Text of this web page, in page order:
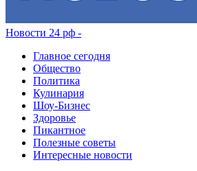
Новости 24 рф -
Главное сегодня
Общество
Политика
Кулинария
Шоу-Бизнес
Здоровье
Пикантное
Полезные советы
Интересные новости